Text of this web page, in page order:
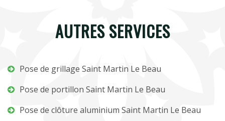
AUTRES SERVICES
Pose de grillage Saint Martin Le Beau
Pose de portillon Saint Martin Le Beau
Pose de clôture aluminium Saint Martin Le Beau